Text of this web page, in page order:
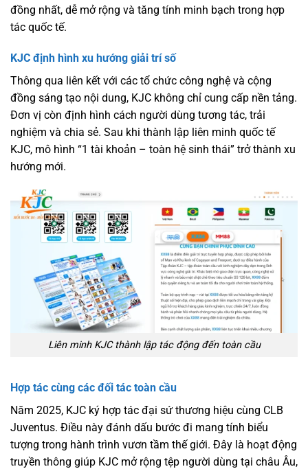
đồng nhất, dễ mở rộng và tăng tính minh bạch trong hợp
tác quốc tế.
KJC định hình xu hướng giải trí số
Thông qua liên kết với các tổ chức công nghệ và cộng
đồng sáng tạo nội dung, KJC không chỉ cung cấp nền tảng.
Đơn vị còn định hình cách người dùng tương tác, trải
nghiệm và chia sẻ. Sau khi thành lập liên minh quốc tế
KJC, mô hình “1 tài khoản – toàn hệ sinh thái” trở thành xu
hướng mới.
Liên minh KJC thành lập tác động đến toàn cầu
Hợp tác cùng các đối tác toàn cầu
Năm 2025, KJC ký hợp tác đại sứ thương hiệu cùng CLB
Juventus. Điều này đánh dấu bước đi mang tính biểu
tượng trong hành trình vươn tầm thế giới. Đây là hoạt động
truyền thông giúp KJC mở rộng tệp người dùng tại châu Âu,